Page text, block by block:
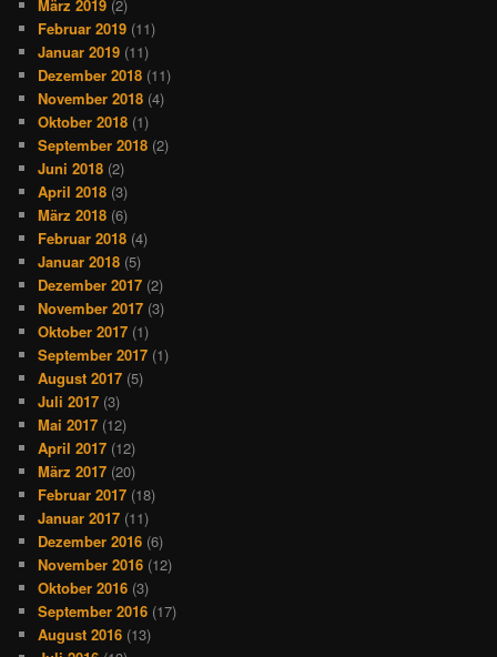
März 2019 (2)
Februar 2019 (11)
Januar 2019 (11)
Dezember 2018 (11)
November 2018 (4)
Oktober 2018 (1)
September 2018 (2)
Juni 2018 (2)
April 2018 (3)
März 2018 (6)
Februar 2018 (4)
Januar 2018 (5)
Dezember 2017 (2)
November 2017 (3)
Oktober 2017 (1)
September 2017 (1)
August 2017 (5)
Juli 2017 (3)
Mai 2017 (12)
April 2017 (12)
März 2017 (20)
Februar 2017 (18)
Januar 2017 (11)
Dezember 2016 (6)
November 2016 (12)
Oktober 2016 (3)
September 2016 (17)
August 2016 (13)